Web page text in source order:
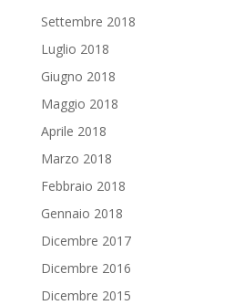
Settembre 2018
Luglio 2018
Giugno 2018
Maggio 2018
Aprile 2018
Marzo 2018
Febbraio 2018
Gennaio 2018
Dicembre 2017
Dicembre 2016
Dicembre 2015